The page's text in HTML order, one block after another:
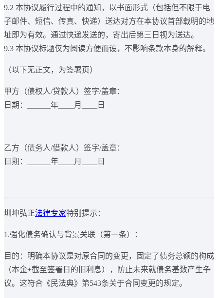
9.2 本协议履行过程中的通知，以书面形式（包括但不限于电
子邮件、短信、传真、快递）送达对方在本协议首部载明的地
址即为有效。通过快递发送的，寄出后第三日视为送达。
9.3 本协议标题仅为阅读方便而设，不影响条款本身的解释。
（以下无正文，为签署页）
甲方（债权人/贷款人）签字/盖章：
日期：______年____月____日
乙方（债务人/借款人）签字/盖章：
日期：______年____月____日
圳坤弘正法律专家特别提示：
1.强化债务确认与背景关联（第一条）：
目的：明确本协议是对原合同的变更，固定了债务总额的构成
（本金+截至签署日的旧利息），防止未来就债务基数产生争
议。这符合《民法典》第543条关于合同变更的规定。